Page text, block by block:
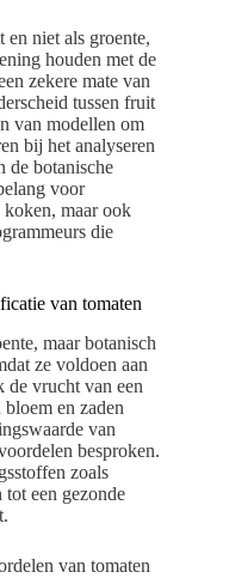
niet als groente,
houden met de
zekere mate van
tussen fruit
van modellen om
bij het analyseren
de botanische
voor
koken, maar ook
die
van tomaten
maar botanisch
ze voldoen aan
de vrucht van een
en zaden
van
besproken.
zoals
een gezonde
van tomaten